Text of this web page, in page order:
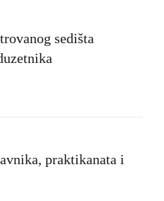
sedišta
praktikanata i